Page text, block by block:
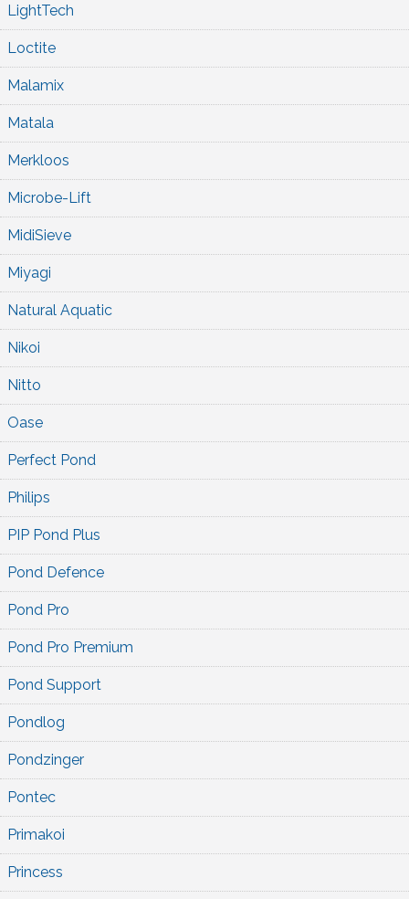
LightTech
Loctite
Malamix
Matala
Merkloos
Microbe-Lift
MidiSieve
Miyagi
Natural Aquatic
Nikoi
Nitto
Oase
Perfect Pond
Philips
PIP Pond Plus
Pond Defence
Pond Pro
Pond Pro Premium
Pond Support
Pondlog
Pondzinger
Pontec
Primakoi
Princess